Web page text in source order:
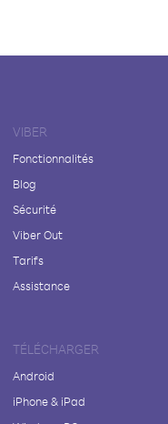
VIBER
Fonctionnalités
Blog
Sécurité
Viber Out
Tarifs
Assistance
TÉLÉCHARGER
Android
iPhone & iPad